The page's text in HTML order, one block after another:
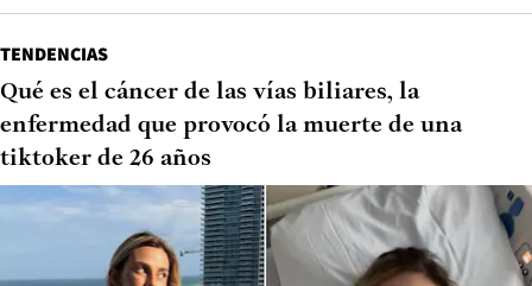
TENDENCIAS
Qué es el cáncer de las vías biliares, la
enfermedad que provocó la muerte de una
tiktoker de 26 años